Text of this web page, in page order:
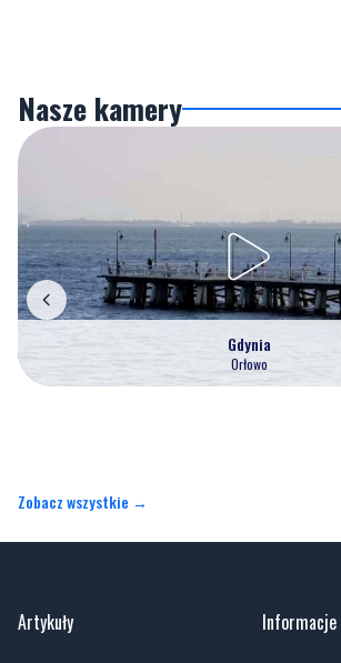
Nasze kamery
Gdynia
Orłowo
Zobacz wszystkie →
Artykuły Informacje